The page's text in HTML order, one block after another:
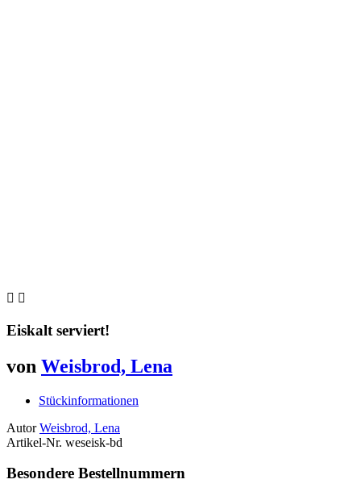
 
Eiskalt serviert!
von Weisbrod, Lena
Stückinformationen
Autor Weisbrod, Lena
Artikel-Nr. weseisk-bd
Besondere Bestellnummern